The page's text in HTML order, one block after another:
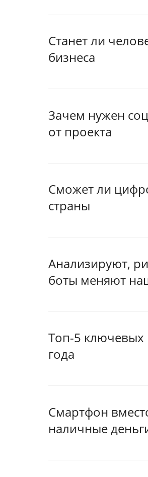
Станет ли
бизнеса
Зачем нужен
от проекта
Сможет ли
страны
Анализируют,
боты меняют
Топ-5 ключевых
года
Смартфон
наличные